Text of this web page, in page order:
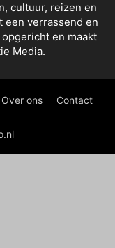
cultuur, reizen en
een verrassend en
en maakt
Media.
Over ons Contact